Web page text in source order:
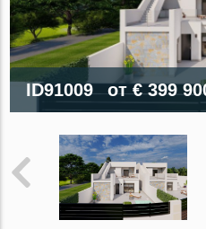
ID91009 от€ 399